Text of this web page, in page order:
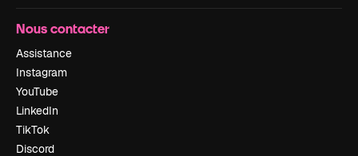
Nous contacter
Assistance
Instagram
YouTube
LinkedIn
TikTok
Discord